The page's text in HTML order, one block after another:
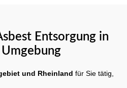
Entsorgung in
und Rheinland für Sie tätig,